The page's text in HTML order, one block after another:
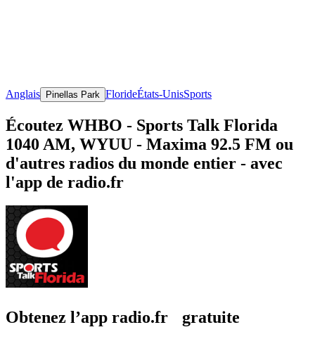
Anglais Pinellas Park FlorideÉtats-UnisSports
Écoutez WHBO - Sports Talk Florida
1040 AM, WYUU - Maxima 92.5 FM ou
d'autres radios du monde entier - avec
l'app de radio.fr
Obtenez l’app radio.fr gratuite